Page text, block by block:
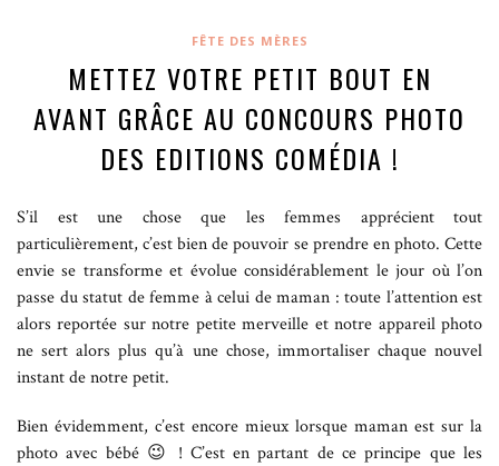
FÊTE DES MÈRES
METTEZ VOTRE PETIT BOUT EN
AVANT GRÂCE AU CONCOURS PHOTO
DES EDITIONS COMÉDIA !
S’il est une chose que les femmes apprécient tout
particulièrement, c’est bien de pouvoir se prendre en photo. Cette
envie se transforme et évolue considérablement le jour où l’on
passe du statut de femme à celui de maman : toute l’attention est
alors reportée sur notre petite merveille et notre appareil photo
ne sert alors plus qu’à une chose, immortaliser chaque nouvel
instant de notre petit.
Bien évidemment, c’est encore mieux lorsque maman est sur la
photo avec bébé 😉 ! C’est en partant de ce principe que les